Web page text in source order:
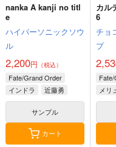
nanka A kanji no titl
e
ハイパーソニックソウ
ル
2,200円 （税込）
Fate/Grand Order
インドラ
近藤勇
サンプル
カート
カル
6
チョ
プ
メリ